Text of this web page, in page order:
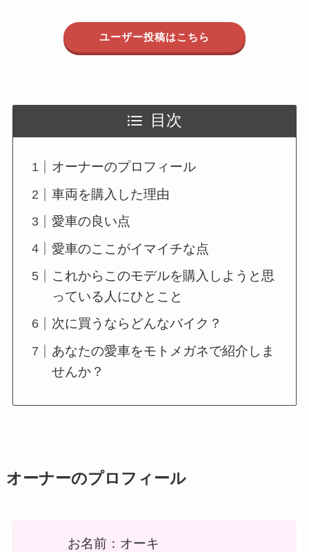
ユーザー投稿はこちら
目次
オーナーのプロフィール
車両を購入した理由
愛車の良い点
愛車のここがイマイチな点
これからこのモデルを購入しようと思
っている人にひとこと
次に買うならどんなバイク？
あなたの愛車をモトメガネで紹介しま
せんか？
オーナーのプロフィール
お名前：オーキ